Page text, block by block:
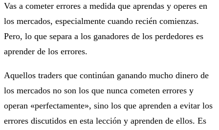
Vas a cometer errores a medida que aprendas y operes en
los mercados, especialmente cuando recién comienzas.
Pero, lo que separa a los ganadores de los perdedores es
aprender de los errores.
Aquellos traders que continúan ganando mucho dinero de
los mercados no son los que nunca cometen errores y
operan «perfectamente», sino los que aprenden a evitar los
errores discutidos en esta lección y aprenden de ellos. Es